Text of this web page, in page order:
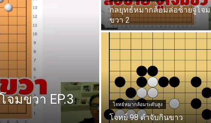
มขวา EP.3
กลยุทธ์หมากล้อมล่อซ้ายจู่โจม
ขวา 2
โจทย์หมากล้อมระดับสูง
โจทย์ 98 ดำจับกินขาว